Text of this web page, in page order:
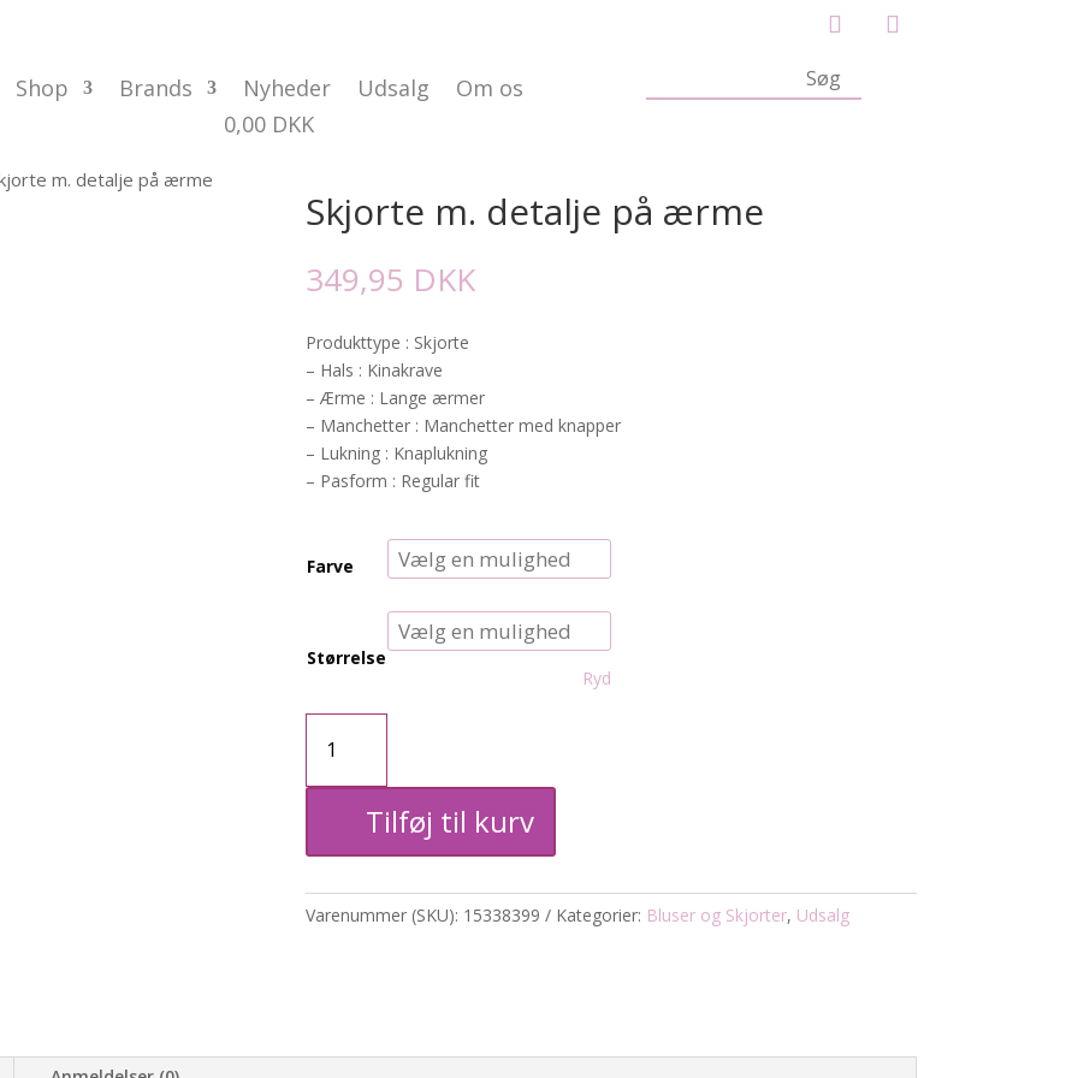
Shop Brands Nyheder Udsalg
Om os
0,00 DKK
m. detalje på ærme
Skjorte m. detalje på ærme
349,95 DKK
Produkttype : Skjorte
– Hals : Kinakrave
– Ærme : Lange ærmer
– Manchetter : Manchetter med knapper
– Lukning : Knaplukning
– Pasform : Regular fit
Farve
Størrelse
Ryd
m.
på
Tilføj til kurv
Varenummer (SKU): 15338399 Kategorier: Bluser og Skjorter, Udsalg